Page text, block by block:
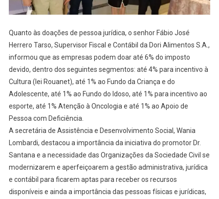
Quanto às doações de pessoa jurídica, o senhor Fábio José
Herrero Tarso, Supervisor Fiscal e Contábil da Dori Alimentos S.A.,
informou que as empresas podem doar até 6% do imposto
devido, dentro dos seguintes segmentos: até 4% para incentivo à
Cultura (lei Rouanet), até 1% ao Fundo da Criança e do
Adolescente, até 1% ao Fundo do Idoso, até 1% para incentivo ao
esporte, até 1% Atenção à Oncologia e até 1% ao Apoio de
Pessoa com Deficiência.
A secretária de Assistência e Desenvolvimento Social, Wania
Lombardi, destacou a importância da iniciativa do promotor Dr.
Santana e a necessidade das Organizações da Sociedade Civil se
modernizarem e aperfeiçoarem a gestão administrativa, jurídica
e contábil para ficarem aptas para receber os recursos
disponíveis e ainda a importância das pessoas físicas e jurídicas,